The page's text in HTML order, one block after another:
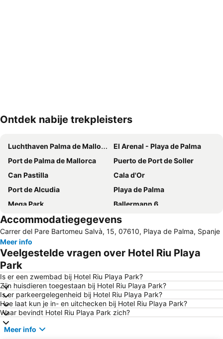
Kaart uitvouwen
Ontdek nabije trekpleisters
Luchthaven Palma de Mallorca
El Arenal - Playa de Palma
Port de Palma de Mallorca
Puerto de Port de Soller
Can Pastilla
Cala d'Or
Port de Alcudia
Playa de Palma
Mega Park
Ballermann 6
Santa Ponça
Platja de Torà o Platja Peguera Torà
Platja d'Alcudia
Mallorca Rocks
Santa Catalina
Playa de Magaluf
Es Trenc
Platja de Palma
Les Meravelles
S'Arenal
Centre
Puerto de Valdemossa - Sa Marina
Rambla dels Ducs de Palma de Mallorca
Palmanova
Ballonfahrt mit All in One Mallorca
Auditorium de Palma de Mallorca
Accommodatiegegevens
Carrer del Pare Bartomeu Salvà, 15, 07610, Playa de Palma, Spanje
Meer info
Veelgestelde vragen over Hotel Riu Playa
Park
Is er een zwembad bij Hotel Riu Playa Park?
Zijn huisdieren toegestaan bij Hotel Riu Playa Park?
Is er parkeergelegenheid bij Hotel Riu Playa Park?
Hoe laat kun je in- en uitchecken bij Hotel Riu Playa Park?
Waar bevindt Hotel Riu Playa Park zich?
Meer info